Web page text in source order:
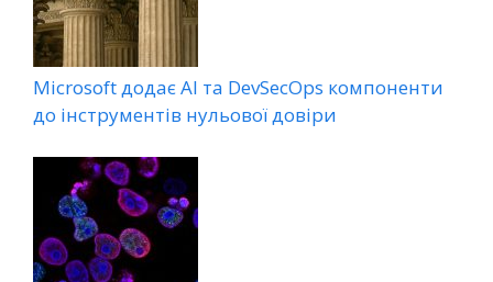
Microsoft додає AI та DevSecOps компоненти
до інструментів нульової довіри